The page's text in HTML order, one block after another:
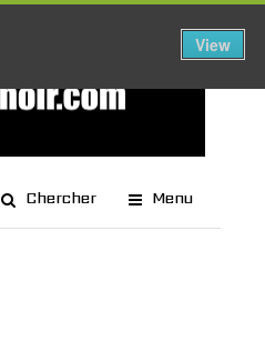
Chercher Menu
View